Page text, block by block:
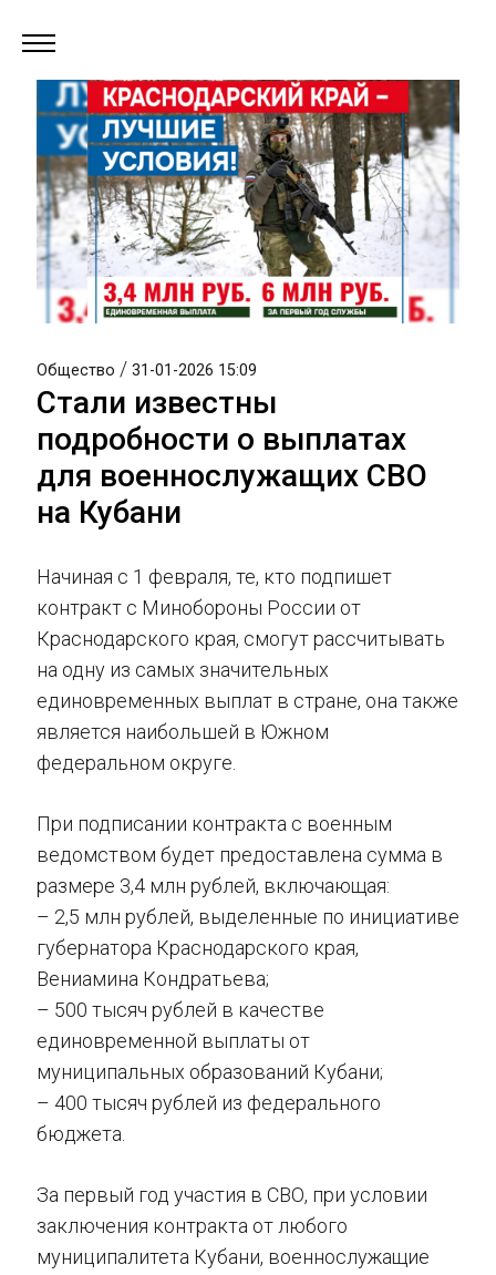
Общество / 31-01-2026 15:09
Стали известны
подробности о выплатах
для военнослужащих СВО
на Кубани
Начиная с 1 февраля, те, кто подпишет
контракт с Минобороны России от
Краснодарского края, смогут рассчитывать
на одну из самых значительных
единовременных выплат в стране, она также
является наибольшей в Южном
федеральном округе.
При подписании контракта с военным
ведомством будет предоставлена сумма в
размере 3,4 млн рублей, включающая:
– 2,5 млн рублей, выделенные по инициативе
губернатора Краснодарского края,
Вениамина Кондратьева;
– 500 тысяч рублей в качестве
единовременной выплаты от
муниципальных образований Кубани;
– 400 тысяч рублей из федерального
бюджета.
За первый год участия в СВО, при условии
заключения контракта от любого
муниципалитета Кубани, военнослужащие